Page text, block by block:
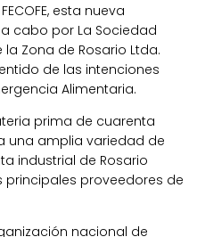
esta nueva
cabo por La Sociedad
Zona de Rosario Ltda.
de las intenciones
Alimentaria.
prima de cuarenta
una amplia variedad de
industrial de Rosario
principales proveedores de
nacional de